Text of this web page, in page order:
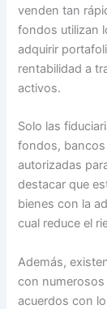
venden tan
fondos utilizan
adquirir
rentabilidad a
activos.
Solo las
fondos,
autorizadas
destacar que
bienes con la
cual reduce el
Además,
con numerosos
acuerdos con